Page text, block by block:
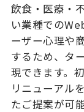
飲食・医療・
い業種での
ーザー心理や
するため、タ
現できます。
リニューアル
たご提案が可能